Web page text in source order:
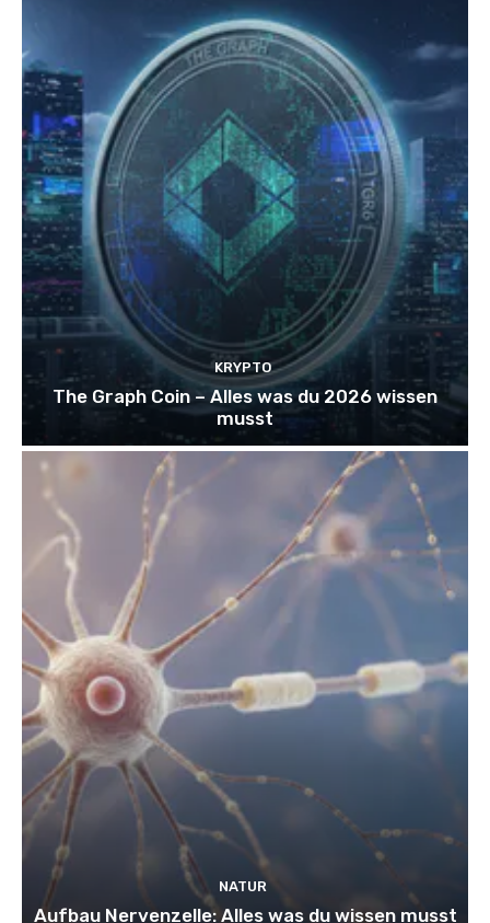
KRYPTO
The Graph Coin – Alles was du 2026 wissen
musst
NATUR
Aufbau Nervenzelle: Alles was du wissen musst